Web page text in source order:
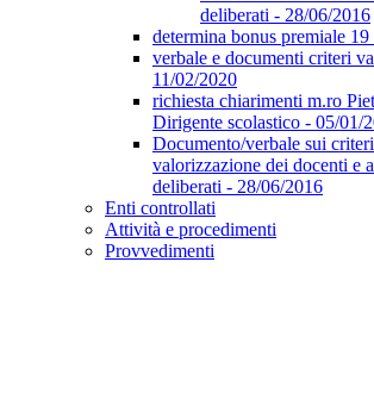
deliberati - 28/06/2016
determina bonus premiale
verbale e documenti criteri
11/02/2020
richiesta chiarimenti m.ro
Dirigente scolastico - 05/01/
Documento/verbale sui
valorizzazione dei docenti e
deliberati - 28/06/2016
Enti controllati
Attività e procedimenti
Provvedimenti